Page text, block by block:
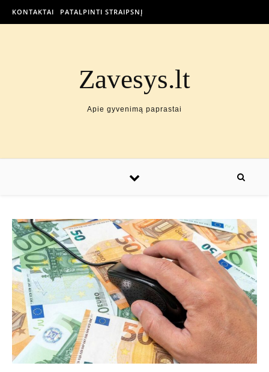
KONTAKTAI PATALPINTI STRAIPSNĮ
Zavesys.lt
Apie gyvenimą paprastai